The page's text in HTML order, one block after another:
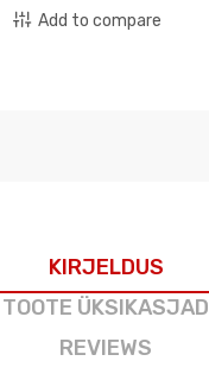
Add to compare
KIRJELDUS
TOOTE ÜKSIKASJAD
REVIEWS